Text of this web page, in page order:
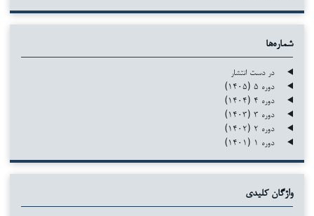
شماره‌ها
در دست انتشار
دوره ۵ (۱۴۰۵)
دوره ۴ (۱۴۰۴)
دوره ۳ (۱۴۰۳)
دوره ۲ (۱۴۰۲)
دوره ۱ (۱۴۰۱)
واژگان کلیدی